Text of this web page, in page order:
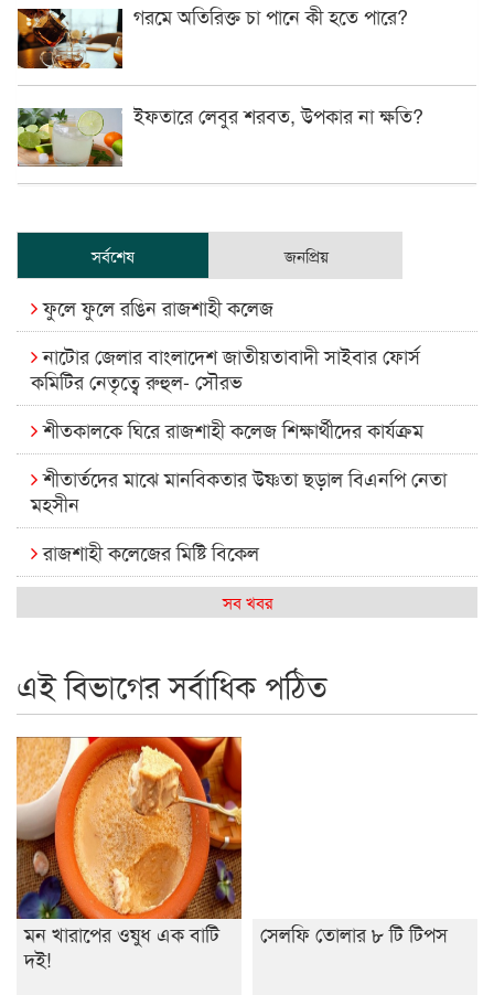
গরমে অতিরিক্ত চা পানে কী হতে পারে?
ইফতারে লেবুর শরবত, উপকার না ক্ষতি?
সর্বশেষ জনপ্রিয়
ফুলে ফুলে রঙিন রাজশাহী কলেজ
নাটোর জেলার বাংলাদেশ জাতীয়তাবাদী সাইবার ফোর্স
কমিটির নেতৃত্বে রুহুল- সৌরভ
শীতকালকে ঘিরে রাজশাহী কলেজ শিক্ষার্থীদের কার্যক্রম
শীতার্তদের মাঝে মানবিকতার উষ্ণতা ছড়াল বিএনপি নেতা
মহসীন
রাজশাহী কলেজের মিষ্টি বিকেল
কেমন আছে আমাদের দেশের মধ্যবিত্তরা
রাজশাইন একাডেমির ফল প্রকাশ ও পুরস্কার বিতরণ
রাজশাহী কলেজের শিক্ষার্থী শাখাওয়াত পেলেন স্টার এক্সিলেন্স
অ্যাওয়ার্ড
বিশ্ব নদী বিবস উপলক্ষে নদী সুরক্ষায় নাওযাত্রা
খেলার মাঠে বানানো হয়েছে গর্ত ঝুঁকিতে আষাড়িয়াদহর দুই
বিদ্যালয়
ইসলামের ইতিহাস ও সংস্কৃতি বিভাগের লাইট হাউজ ক্লাবের
নেতৃত্ব ইসতিয়াক-মাহফুজ
সব খবর
এই বিভাগের সর্বাধিক পঠিত
মন খারাপের ওষুধ এক বাটি
দই!
সেলফি তোলার ৮ টি টিপস